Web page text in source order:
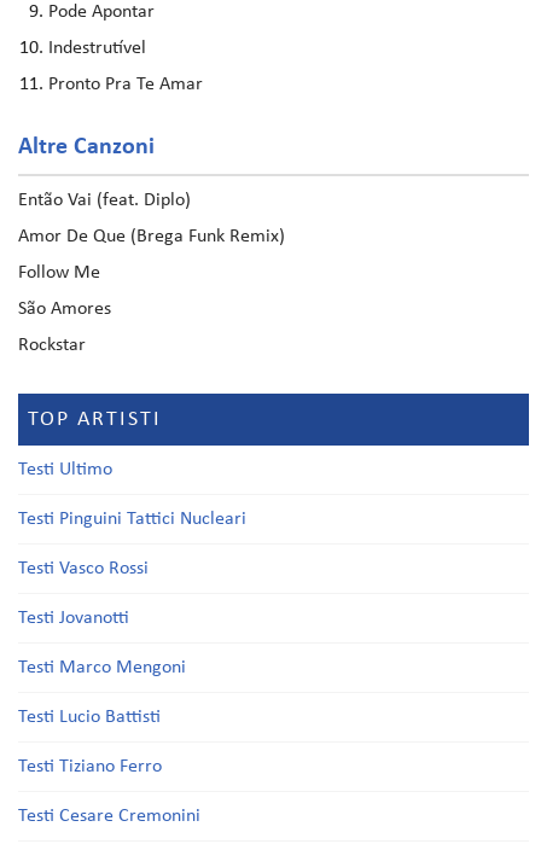
Pode Apontar
Indestrutível
Pronto Pra Te Amar
Altre Canzoni
Então Vai (feat. Diplo)
Amor De Que (Brega Funk Remix)
Follow Me
São Amores
Rockstar
TOP ARTISTI
Testi Ultimo
Testi Pinguini Tattici Nucleari
Testi Vasco Rossi
Testi Jovanotti
Testi Marco Mengoni
Testi Lucio Battisti
Testi Tiziano Ferro
Testi Cesare Cremonini